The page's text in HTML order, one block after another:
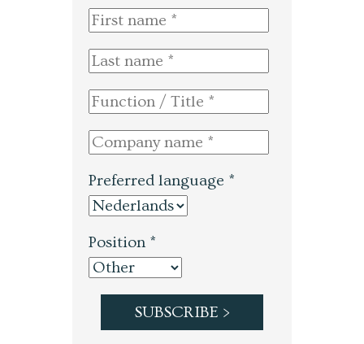
Preferred language *
Position *